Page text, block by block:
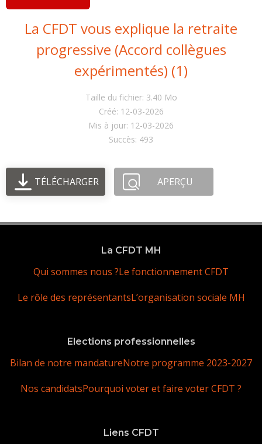
La CFDT vous explique la retraite
progressive (Accord collègues
expérimentés) (1)
Taille du fichier: 3.40 Mo
Créé: 12-03-2026
Mis à jour: 12-03-2026
Succès: 493
TÉLÉCHARGER APERÇU
La CFDT MH
Qui sommes nous ?Le fonctionnement CFDT
Le rôle des représentantsL’organisation sociale MH
Elections professionnelles
Bilan de notre mandatureNotre programme 2023-2027
Nos candidatsPourquoi voter et faire voter CFDT ?
Liens CFDT